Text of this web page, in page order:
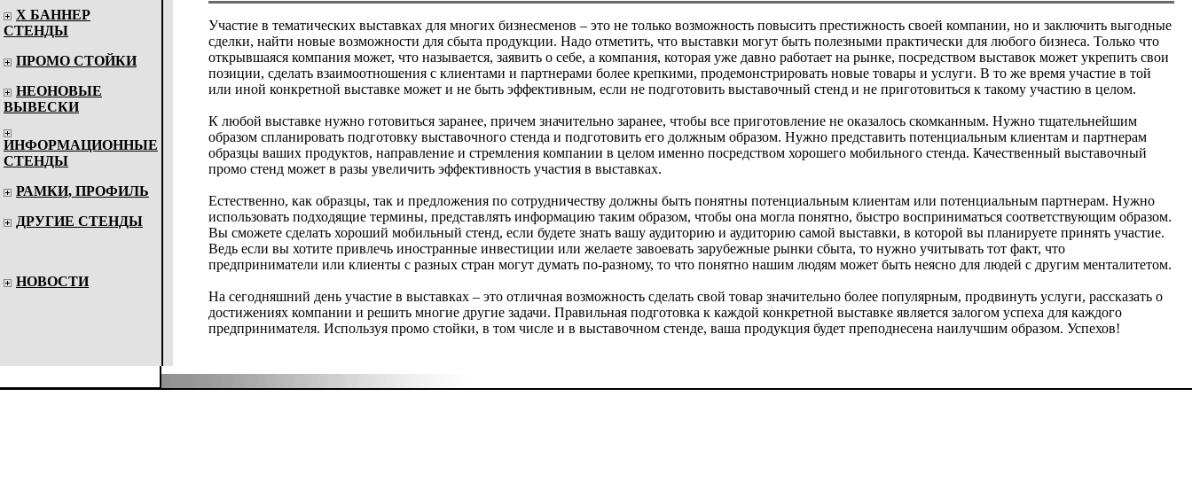
Х БАННЕР
СТЕНДЫ
ПРОМО СТОЙКИ
НЕОНОВЫЕ
ВЫВЕСКИ
ИНФОРМАЦИОННЫЕ
СТЕНДЫ
РАМКИ, ПРОФИЛЬ
ДРУГИЕ СТЕНДЫ
НОВОСТИ
Участие в тематических выставках для многих бизнесменов – это не только возможность повысить престижность своей компании, но и заключить выгодные
сделки, найти новые возможности для сбыта продукции. Надо отметить, что выставки могут быть полезными практически для любого бизнеса. Только что
открывшаяся компания может, что называется, заявить о себе, а компания, которая уже давно работает на рынке, посредством выставок может укрепить свои
позиции, сделать взаимоотношения с клиентами и партнерами более крепкими, продемонстрировать новые товары и услуги. В то же время участие в той
или иной конкретной выставке может и не быть эффективным, если не подготовить выставочный стенд и не приготовиться к такому участию в целом.
К любой выставке нужно готовиться заранее, причем значительно заранее, чтобы все приготовление не оказалось скомканным. Нужно тщательнейшим
образом спланировать подготовку выставочного стенда и подготовить его должным образом. Нужно представить потенциальным клиентам и партнерам
образцы ваших продуктов, направление и стремления компании в целом именно посредством хорошего мобильного стенда. Качественный выставочный
промо стенд может в разы увеличить эффективность участия в выставках.
Естественно, как образцы, так и предложения по сотрудничеству должны быть понятны потенциальным клиентам или потенциальным партнерам. Нужно
использовать подходящие термины, представлять информацию таким образом, чтобы она могла понятно, быстро восприниматься соответствующим образом.
Вы сможете сделать хороший мобильный стенд, если будете знать вашу аудиторию и аудиторию самой выставки, в которой вы планируете принять участие.
Ведь если вы хотите привлечь иностранные инвестиции или желаете завоевать зарубежные рынки сбыта, то нужно учитывать тот факт, что
предприниматели или клиенты с разных стран могут думать по-разному, то что понятно нашим людям может быть неясно для людей с другим менталитетом.
На сегодняшний день участие в выставках – это отличная возможность сделать свой товар значительно более популярным, продвинуть услуги, рассказать о
достижениях компании и решить многие другие задачи. Правильная подготовка к каждой конкретной выставке является залогом успеха для каждого
предпринимателя. Используя промо стойки, в том числе и в выставочном стенде, ваша продукция будет преподнесена наилучшим образом. Успехов!